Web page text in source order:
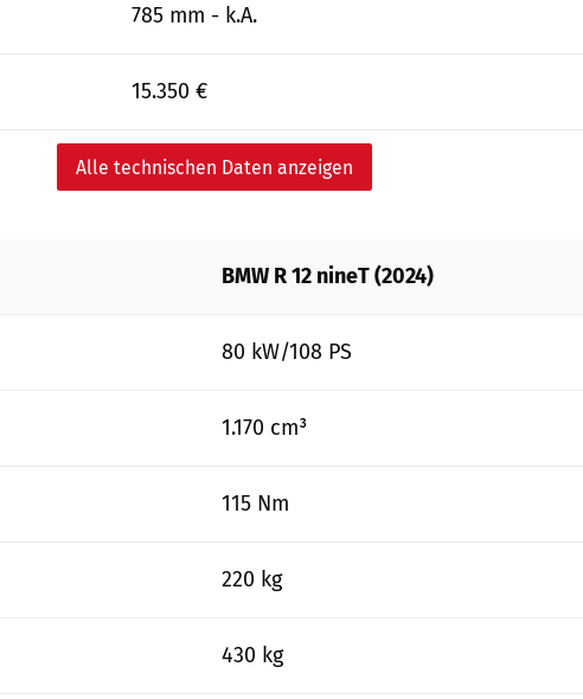
785 mm - k.A.
15.350 €
Alle technischen Daten anzeigen
BMW R 12 nineT (2024)
80 kW/108 PS
1.170 cm³
115 Nm
220 kg
430 kg